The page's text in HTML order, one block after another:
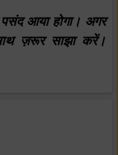
आया होगा। अगर
ज़रूर साझा करें।